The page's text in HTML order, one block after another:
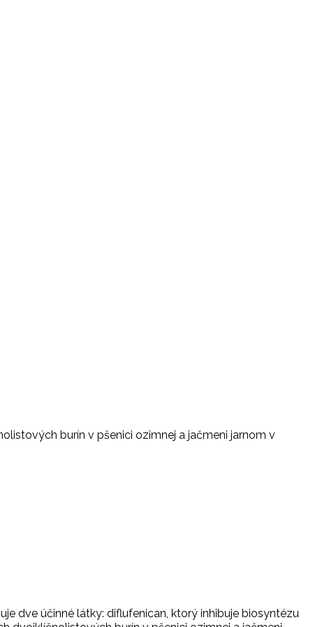
burín v pšenici ozimnej a jačmeni jarnom v
dve účinné látky: diflufenican, ktorý inhibuje biosyntézu